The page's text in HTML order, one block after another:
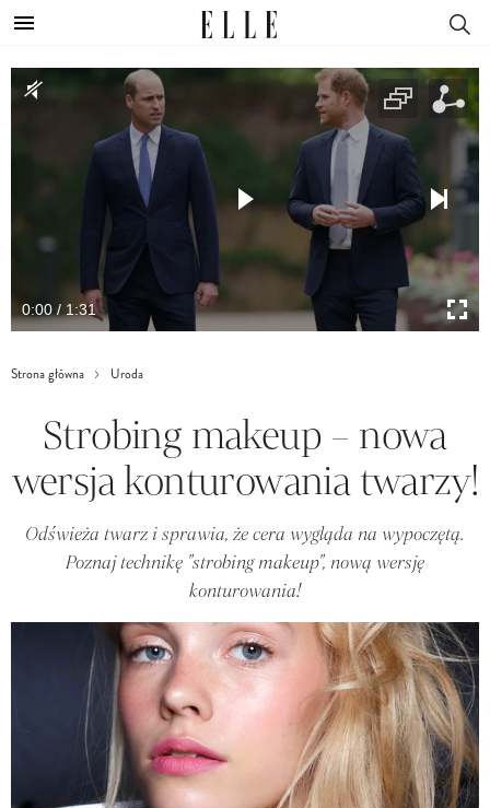
0:00 / 1:31
Strona główna Uroda
Strobing makeup – nowa
wersja konturowania twarzy!
Odświeża twarz i sprawia, że cera wygląda na wypoczętą.
Poznaj technikę "strobing makeup", nową wersję
konturowania!